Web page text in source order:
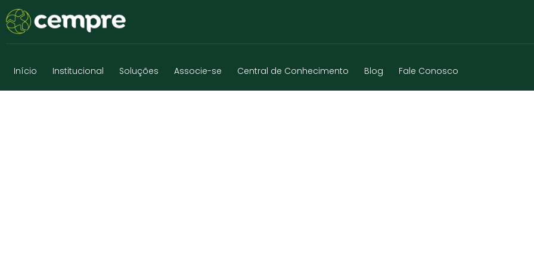
Início Institucional Soluções Associe-se Central de Conhecimento Blog Fale Conosco